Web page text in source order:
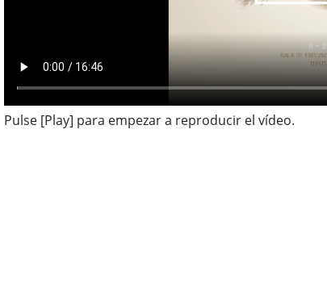
Pulse [Play] para empezar a reproducir el vídeo.